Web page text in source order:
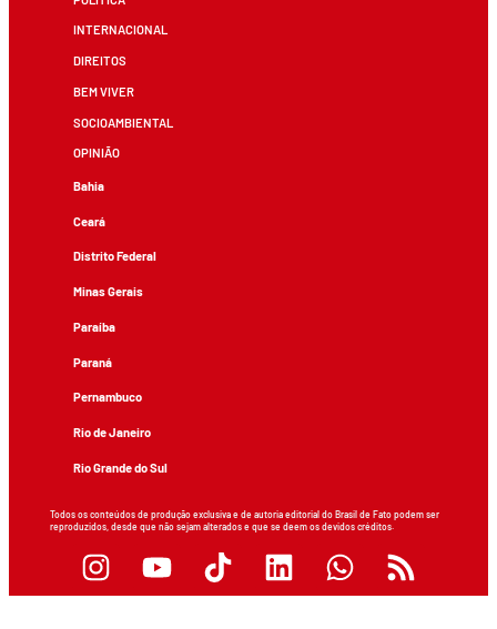
INTERNACIONAL
DIREITOS
BEM VIVER
SOCIOAMBIENTAL
OPINIÃO
Bahia
Ceará
Distrito Federal
Minas Gerais
Paraíba
Paraná
Pernambuco
Rio de Janeiro
Rio Grande do Sul
Todos os conteúdos de produção exclusiva e de autoria editorial do Brasil de Fato podem ser
reproduzidos, desde que não sejam alterados e que se deem os devidos créditos.